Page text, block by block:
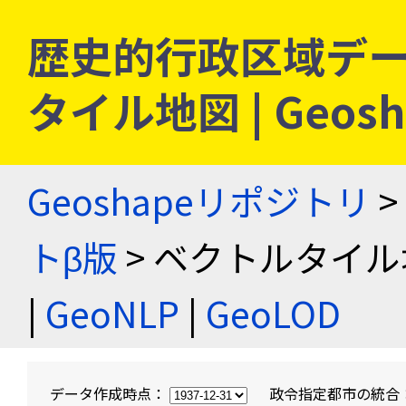
歴史的行政区域デ
タイル地図 |
Geoshapeリポジトリ >
トβ版 > ベクトルタイ
| GeoNLP | GeoLOD
データ作成時点： 政令指定都市の統